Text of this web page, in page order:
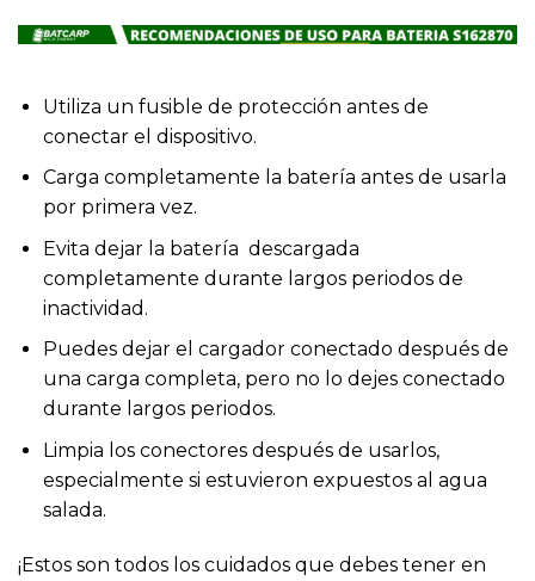
Utiliza un fusible de protección antes de
conectar el dispositivo.
Carga completamente la batería antes de usarla
por primera vez.
Evita dejar la batería descargada
completamente durante largos periodos de
inactividad.
Puedes dejar el cargador conectado después de
una carga completa, pero no lo dejes conectado
durante largos periodos.
Limpia los conectores después de usarlos,
especialmente si estuvieron expuestos al agua
salada.
¡Estos son todos los cuidados que debes tener en